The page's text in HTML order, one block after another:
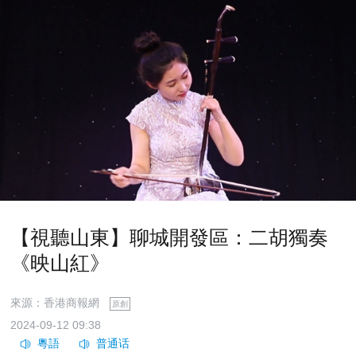
【視聽山東】聊城開發區：二胡獨奏
《映山紅》
來源：香港商報網 原創
2024-09-12 09:38